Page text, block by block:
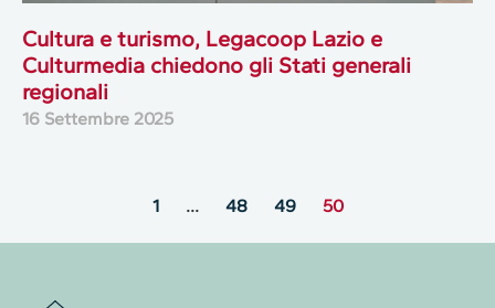
Cultura e turismo, Legacoop Lazio e
Culturmedia chiedono gli Stati generali
regionali
16 Settembre 2025
1 … 48 49 50